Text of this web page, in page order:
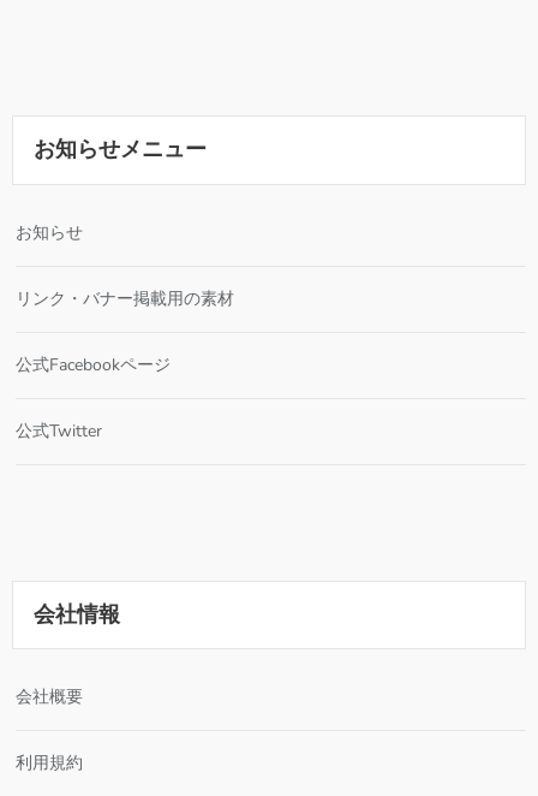
お知らせメニュー
お知らせ
リンク・バナー掲載用の素材
公式Facebookページ
公式Twitter
会社情報
会社概要
利用規約